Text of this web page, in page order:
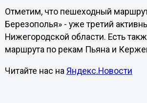
Отметим, что пешеходный
Березополья» - уже третий
Нижегородской области. Есть
маршрута по рекам Пьяна и
Читайте нас на Яндекс.Новости